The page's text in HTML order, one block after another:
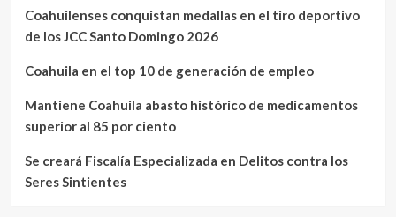
Coahuilenses conquistan medallas en el tiro deportivo
de los JCC Santo Domingo 2026
Coahuila en el top 10 de generación de empleo
Mantiene Coahuila abasto histórico de medicamentos
superior al 85 por ciento
Se creará Fiscalía Especializada en Delitos contra los
Seres Sintientes